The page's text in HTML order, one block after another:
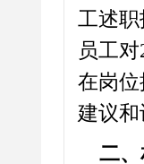
工述
员工
在岗
建议和
二